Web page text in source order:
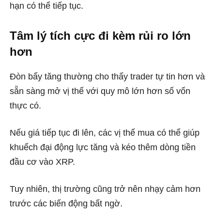
hạn có thể tiếp tục.
Tâm lý tích cực đi kèm rủi ro lớn
hơn
Đòn bẩy tăng thường cho thấy trader tự tin hơn và
sẵn sàng mở vị thế với quy mô lớn hơn số vốn
thực có.
Nếu giá tiếp tục đi lên, các vị thế mua có thể giúp
khuếch đại động lực tăng và kéo thêm dòng tiền
đầu cơ vào XRP.
Tuy nhiên, thị trường cũng trở nên nhạy cảm hơn
trước các biến động bất ngờ.